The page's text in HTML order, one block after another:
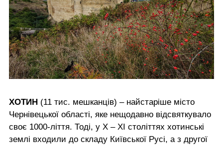
ХОТИН (11 тис. мешканців) – найстаріше місто
Чернівецької області, яке нещодавно відсвяткувало
своє 1000-ліття. Тоді, у Х – ХІ століттях хотинські
землі входили до складу Київської Русі, а з другої